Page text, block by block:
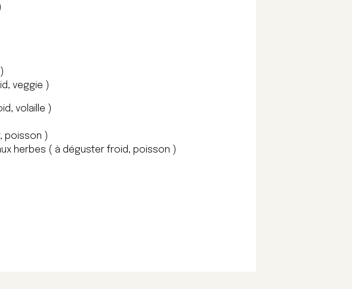
veggie )
volaille )
poisson )
herbes ( à déguster froid, poisson )